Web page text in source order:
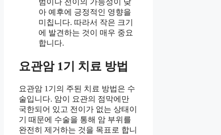
범이나 전이의 가능성이 낮
아 예후에 긍정적인 영향을
미칩니다. 따라서 작은 크기
에 발견하는 것이 매우 중요
합니다.
요관암 1기 치료 방법
요관암 1기의 주된 치료 방법은 수
술입니다. 암이 요관의 점막에만
국한되어 있고 전이가 없는 상태이
기 때문에 수술을 통해 암 부위를
완전히 제거하는 것을 목표로 합니